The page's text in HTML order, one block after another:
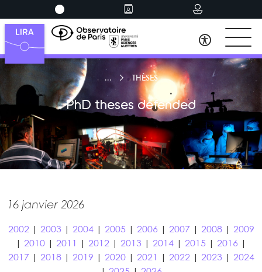
THÈSES
PhD theses defended
16 janvier 2026
2002| 2003| 2004| 2005| 2006 2007 2008| 2009
2010 2011 2012 2013 2014 2015 2016
2017
2018| 2019 2020| 2021 2022| 2023| 2024